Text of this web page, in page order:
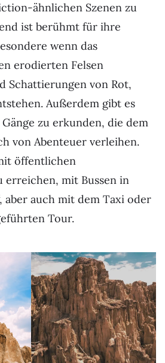
ähnlichen Szenen zu
ist berühmt für ihre
wenn das
erodierten Felsen
Schattierungen von Rot,
Außerdem gibt es
zu erkunden, die dem
von Abenteuer verleihen.
öffentlichen
erreichen, mit Bussen in
aber auch mit dem Taxi oder
Tour.